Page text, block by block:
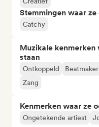
Stemmingen waar
Catchy
Muzikale kenmerken
staan
Ontkoppeld Beatmaker
Zang
Kenmerken waar ze
Ongetekende artiest